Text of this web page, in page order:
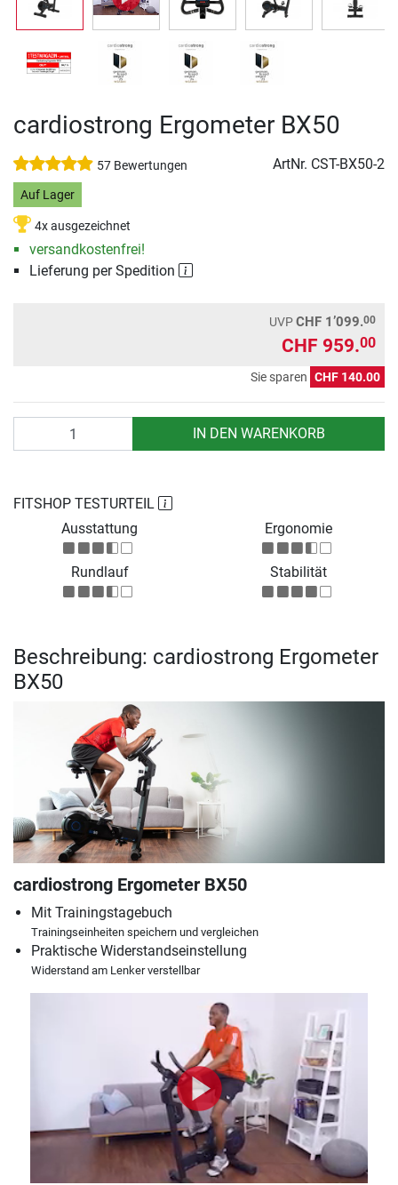
cardiostrong Ergometer BX50
57 Bewertungen ArtNr. CST-BX50-2
Auf Lager
4x ausgezeichnet
versandkostenfrei!
Lieferung per Spedition
UVPCHF 1’099.00
CHF 959.00
Sie sparen CHF 140.00
IN DEN WARENKORB
FITSHOP TESTURTEIL
Ausstattung
Ergonomie
Rundlauf Stabilität
Beschreibung: cardiostrong Ergometer
BX50
cardiostrong Ergometer BX50
Mit Trainingstagebuch
Trainingseinheiten speichern und vergleichen
Praktische Widerstandseinstellung
Widerstand am Lenker verstellbar